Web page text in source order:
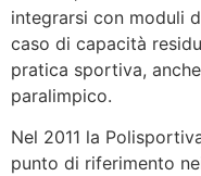
integrarsi con moduli
caso di capacità
pratica sportiva,
paralimpico.
Nel 2011 la
punto di riferimento